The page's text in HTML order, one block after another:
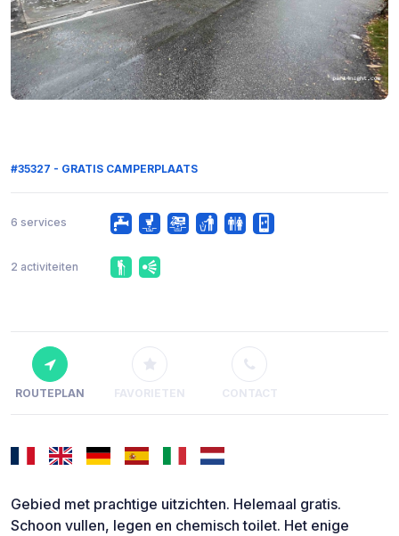
#35327 - GRATIS CAMPERPLAATS
6 services
2 activiteiten
ROUTEPLAN FAVORIETEN CONTACT
Gebied met prachtige uitzichten. Helemaal gratis.
Schoon vullen, legen en chemisch toilet. Het enige